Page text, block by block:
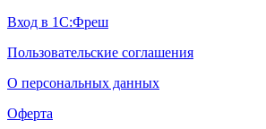
Вход в 1С:Фреш
Пользовательские соглашения
О персональных данных
Оферта